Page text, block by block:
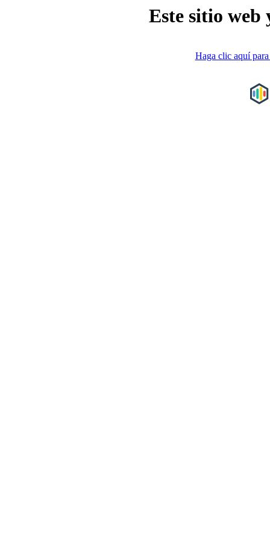
Este sitio web
Haga clic aquí